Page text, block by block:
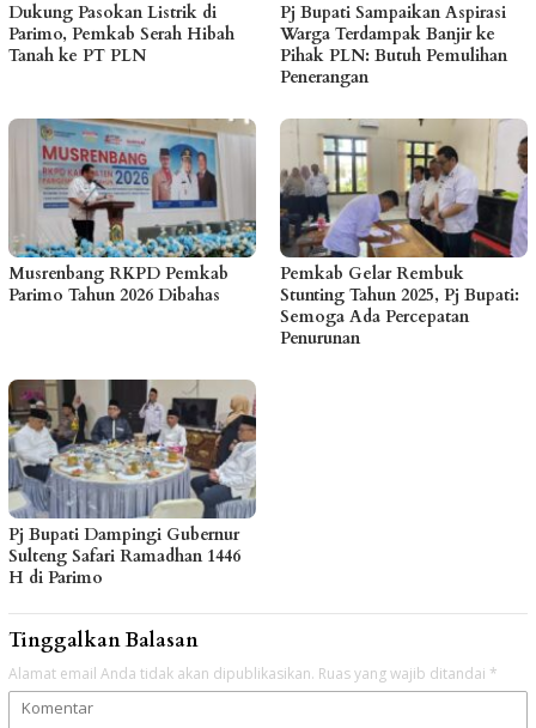
Dukung Pasokan Listrik di
Parimo, Pemkab Serah Hibah
Tanah ke PT PLN
Pj Bupati Sampaikan Aspirasi
Warga Terdampak Banjir ke
Pihak PLN: Butuh Pemulihan
Penerangan
Musrenbang RKPD Pemkab
Parimo Tahun 2026 Dibahas
Pemkab Gelar Rembuk
Stunting Tahun 2025, Pj Bupati:
Semoga Ada Percepatan
Penurunan
Pj Bupati Dampingi Gubernur
Sulteng Safari Ramadhan 1446
H di Parimo
Tinggalkan Balasan
Alamat email Anda tidak akan dipublikasikan. Ruas yang wajib ditandai *